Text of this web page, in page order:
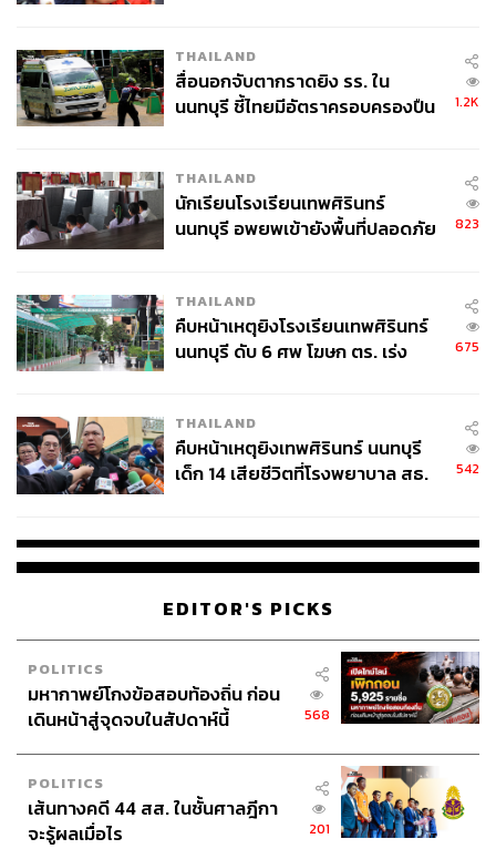
THAILAND
สื่อนอกจับตากราดยิง รร. ใน
นนทบุรี ชี้ไทยมีอัตราครอบครองปืน
1.2K
THAILAND
นักเรียนโรงเรียนเทพศิรินทร์
นนทบุรี อพยพเข้ายังพื้นที่ปลอดภัย
823
THAILAND
คืบหน้าเหตุยิงโรงเรียนเทพศิรินทร์
นนทบุรี ดับ 6 ศพ โฆษก ตร. เร่ง
675
THAILAND
คืบหน้าเหตุยิงเทพศิรินทร์ นนทบุรี
เด็ก 14 เสียชีวิตที่โรงพยาบาล สธ.
542
EDITOR'S PICKS
POLITICS
มหากาพย์โกงข้อสอบท้องถิ่น ก่อน
เดินหน้าสู่จุดจบในสัปดาห์นี้
568
POLITICS
เส้นทางคดี 44 สส. ในชั้นศาลฎีกา
จะรู้ผลเมื่อไร
201